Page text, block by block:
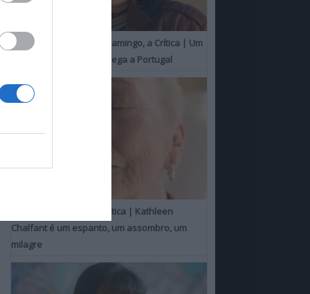
O Misterioso Olhar do Flamingo, a Crítica | Um
Campeão de Cannes chega a Portugal
Um Toque Familiar, a Crítica | Kathleen
Chalfant é um espanto, um assombro, um
milagre